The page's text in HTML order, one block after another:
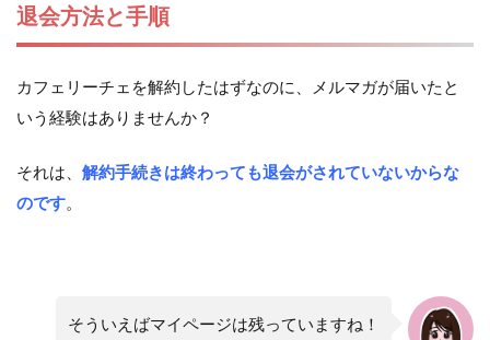
退会方法と手順
カフェリーチェを解約したはずなのに、メルマガが届いたと
いう経験はありませんか？
それは、 解約手続きは終わっても退会がされていないからな
のです
そういえばマイページは残っていますね！